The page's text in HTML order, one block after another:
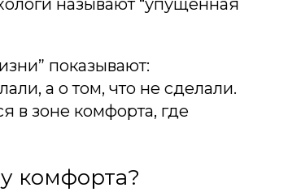
показывают:
а о том, что не сделали.
в зоне комфорта, где
комфорта?